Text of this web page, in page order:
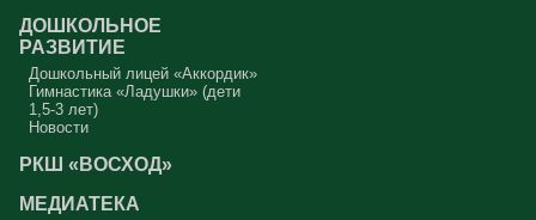
ДОШКОЛЬНОЕ
РАЗВИТИЕ
Дошкольный лицей «Аккордик»
Гимнастика «Ладушки» (дети
1,5-3 лет)
Новости
РКШ «ВОСХОД»
МЕДИАТЕКА